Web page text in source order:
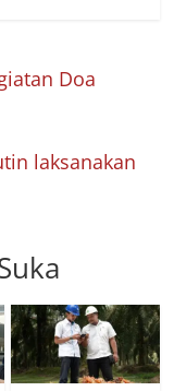
Doa
laksanakan